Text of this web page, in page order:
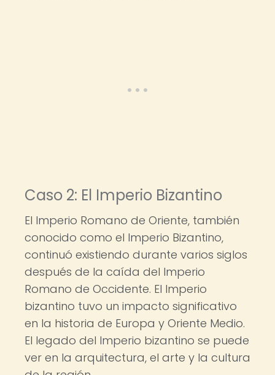
Caso 2: El Imperio Bizantino
El Imperio Romano de Oriente, también
conocido como el Imperio Bizantino,
continuó existiendo durante varios siglos
después de la caída del Imperio
Romano de Occidente. El Imperio
bizantino tuvo un impacto significativo
en la historia de Europa y Oriente Medio.
El legado del Imperio bizantino se puede
ver en la arquitectura, el arte y la cultura